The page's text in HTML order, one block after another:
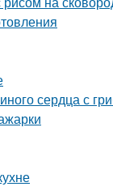
сердца с